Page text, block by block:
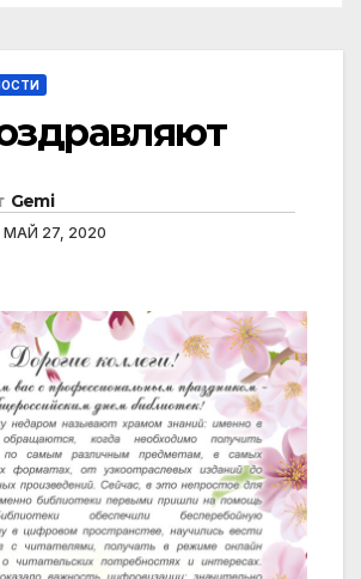
Gemi
МАЙ 27, 2020